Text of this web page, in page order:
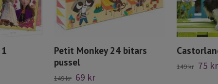
Petit Monkey 24 bitars
pussel
149 kr 69 kr
149 kr 75 kr